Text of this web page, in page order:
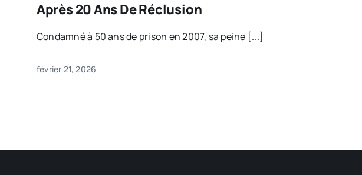
Après 20 Ans De Réclusion
Condamné à 50 ans de prison en 2007, sa peine [...]
février 21, 2026